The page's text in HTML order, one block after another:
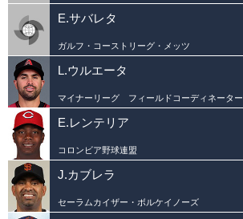
E.サバレタ
ガルフ・コーストリーグ・メッツ
L.ウルエータ
マイナーリーグ フィールドコーディネーター
E.レンテリア
コロンビア野球連盟
J.カブレラ
セーラムカイザー・ボルケイノーズ